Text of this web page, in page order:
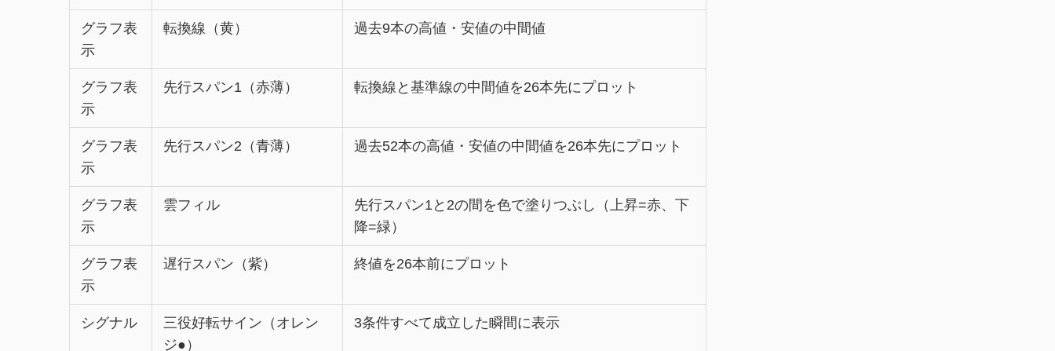
グラフ表
示
転換線（黄） 過去9本の高値・安値の中間値
グラフ表
示
先行スパン1（赤薄） 転換線と基準線の中間値を26本先にプロット
グラフ表
示
先行スパン2（青薄） 過去52本の高値・安値の中間値を26本先にプロット
グラフ表
示
雲フィル
先行スパン1と2の間を色で塗りつぶし（上昇=赤、下
降=緑）
グラフ表
示
遅行スパン（紫） 終値を26本前にプロット
シグナル
三役好転サイン（オレン
ジ●）
3条件すべて成立した瞬間に表示